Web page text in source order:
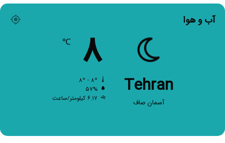
آب و هوا
Tehran
آسمان صاف
۸
۵۷%
۶.۱۷ کیلومتر/ساعت